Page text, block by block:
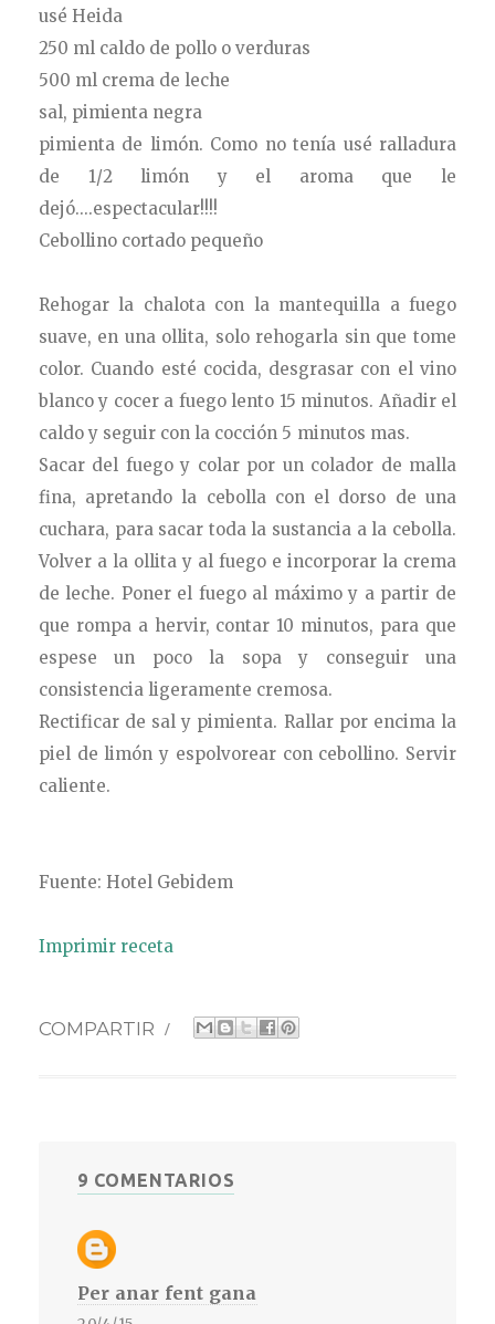
usé Heida
250 ml caldo de pollo o verduras
500 ml crema de leche
sal, pimienta negra
pimienta de limón. Como no tenía usé ralladura
de 1/2 limón y el aroma que le
dejó....espectacular!!!!
Cebollino cortado pequeño
Rehogar la chalota con la mantequilla a fuego
suave, en una ollita, solo rehogarla sin que tome
color. Cuando esté cocida, desgrasar con el vino
blanco y cocer a fuego lento 15 minutos. Añadir el
caldo y seguir con la cocción 5 minutos mas.
Sacar del fuego y colar por un colador de malla
fina, apretando la cebolla con el dorso de una
cuchara, para sacar toda la sustancia a la cebolla.
Volver a la ollita y al fuego e incorporar la crema
de leche. Poner el fuego al máximo y a partir de
que rompa a hervir, contar 10 minutos, para que
espese un poco la sopa y conseguir una
consistencia ligeramente cremosa.
Rectificar de sal y pimienta. Rallar por encima la
piel de limón y espolvorear con cebollino. Servir
caliente.
Fuente: Hotel Gebidem
Imprimir receta
COMPARTIR /
9 COMENTARIOS
Per anar fent gana